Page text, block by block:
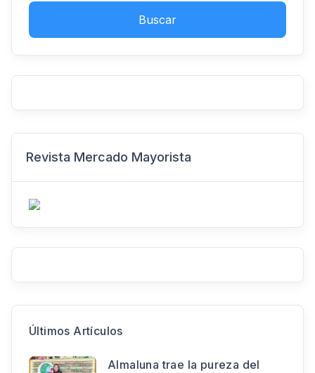
Buscar
Revista Mercado Mayorista
Últimos Artículos
Almaluna trae la pureza del